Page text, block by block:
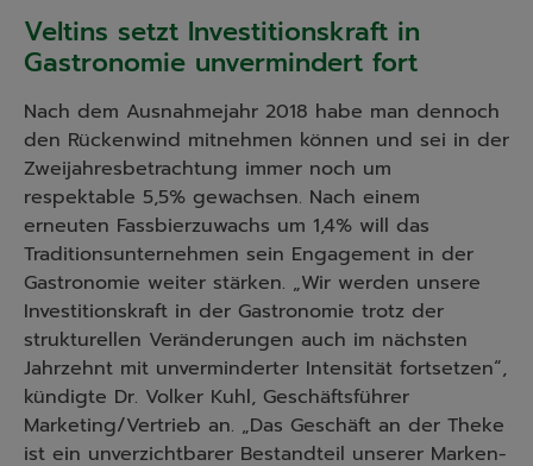
Veltins setzt Investitionskraft in
Gastronomie unvermindert fort
Nach dem Ausnahmejahr 2018 habe man dennoch
den Rückenwind mitnehmen können und sei in der
Zweijahresbetrachtung immer noch um
respektable 5,5% gewachsen. Nach einem
erneuten Fassbierzuwachs um 1,4% will das
Traditionsunternehmen sein Engagement in der
Gastronomie weiter stärken. „Wir werden unsere
Investitionskraft in der Gastronomie trotz der
strukturellen Veränderungen auch im nächsten
Jahrzehnt mit unverminderter Intensität fortsetzen“,
kündigte Dr. Volker Kuhl, Geschäftsführer
Marketing/Vertrieb an. „Das Geschäft an der Theke
ist ein unverzichtbarer Bestandteil unserer Marken-